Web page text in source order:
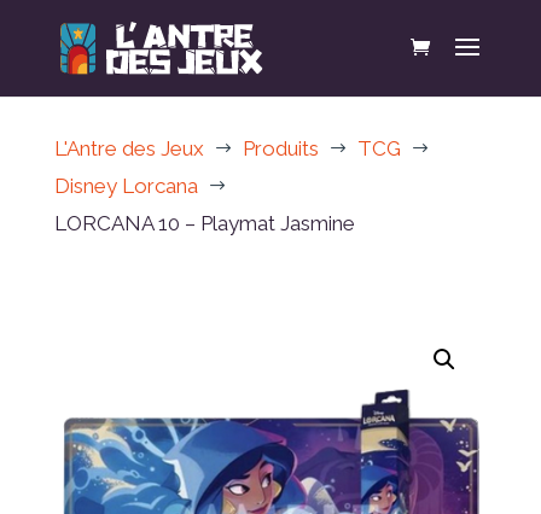
L'Antre des Jeux $ Produits $ TCG $
Disney Lorcana $
LORCANA 10 – Playmat Jasmine